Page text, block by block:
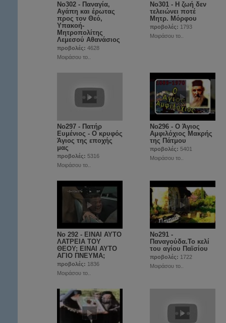
No302 - Παναγία,
Αγάπη και έρωτας
προς τον Θεό,
Υπακοή-
Μητροπολίτης
Λεμεσού Αθανάσιος
προβολές: 4628
Μοιράσου το..
No301 - Η ζωή δεν
τελειώνει ποτέ
Μητρ. Μόρφου
προβολές: 1793
Μοιράσου το..
No297 - Πατήρ
Ευμένιος - Ο κρυφός
Άγιος της εποχής
μας
προβολές: 5316
Μοιράσου το..
Νο296 - Ο Άγιος
Αμφιλόχιος Μακρής
της Πάτμου
προβολές: 5401
Μοιράσου το..
No 292 - ΕΙΝΑΙ ΑΥΤΟ
ΛΑΤΡΕΙΑ ΤΟΥ
ΘΕΟΥ; ΕΙΝΑΙ ΑΥΤΟ
ΑΓΙΟ ΠΝΕΥΜΑ;
προβολές: 1836
Μοιράσου το..
No291 -
Παναγούδα.Το κελί
του αγίου Παϊσίου
προβολές: 1722
Μοιράσου το..